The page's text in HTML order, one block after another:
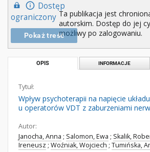
Dostęp
ograniczony
Pokaż treść
Ta publikacja jest
autorskim. Dostęp do jej
możliwy po zalogowaniu.
OPIS INFORMACJE
Tytuł:
Wpływ psychoterapii na napięcie
u operatorów VDT z zaburzeniami
Autor:
Janocha, Anna ; Salomon, Ewa ; Skalik,
Ireneusz ; Woźniak, Wojciech ; Tumińska,